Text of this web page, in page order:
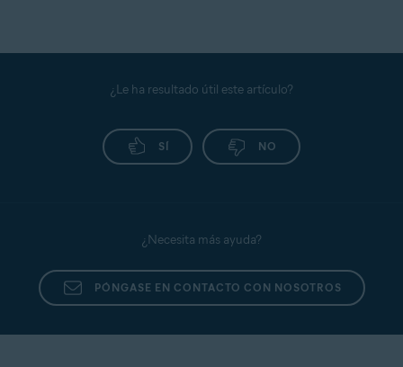
¿Le ha resultado útil este artículo?
SÍ NO
¿Necesita más ayuda?
PÓNGASE EN CONTACTO CON NOSOTROS